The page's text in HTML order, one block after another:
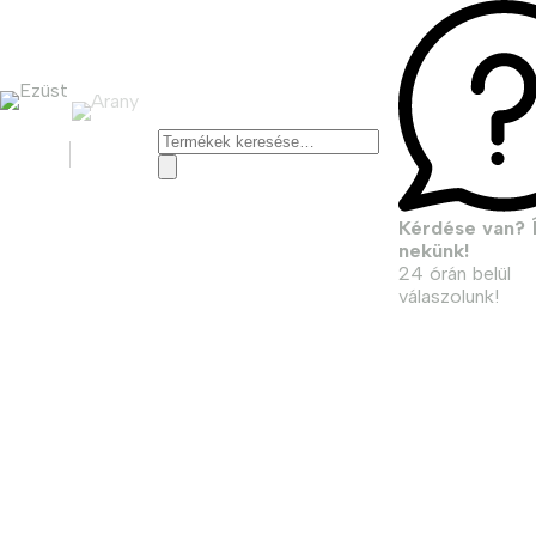
Keresés
a
következőre:
Kérdése van?
nekünk!
24 órán belül
válaszolunk!